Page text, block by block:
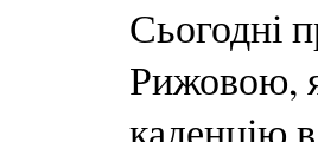
Сьогодні
Рижовою,
каденцію